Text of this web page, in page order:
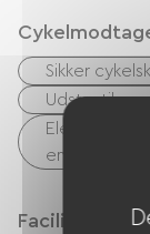
Sikker
Udstyr til
Elektrisk
enheder osv.)
Faciliteter